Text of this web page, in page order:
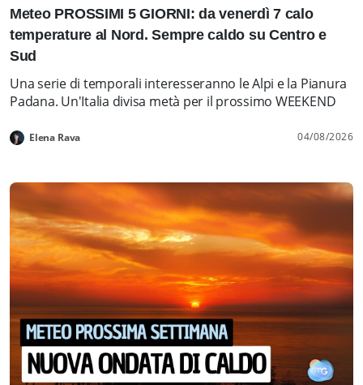
Meteo PROSSIMI 5 GIORNI: da venerdì 7 calo
temperature al Nord. Sempre caldo su Centro e
Sud
Una serie di temporali interesseranno le Alpi e la Pianura
Padana. Un'Italia divisa metà per il prossimo WEEKEND
Elena Rava 04/08/2026